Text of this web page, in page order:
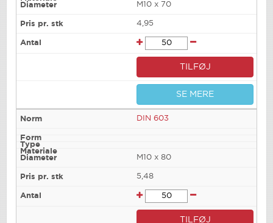
M10 x 70
4,95
TILFØJ
SE MERE
DIN 603
M10 x 80
5,48
TILFØJ